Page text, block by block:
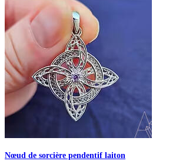
Nœud de sorcière pendentif laiton